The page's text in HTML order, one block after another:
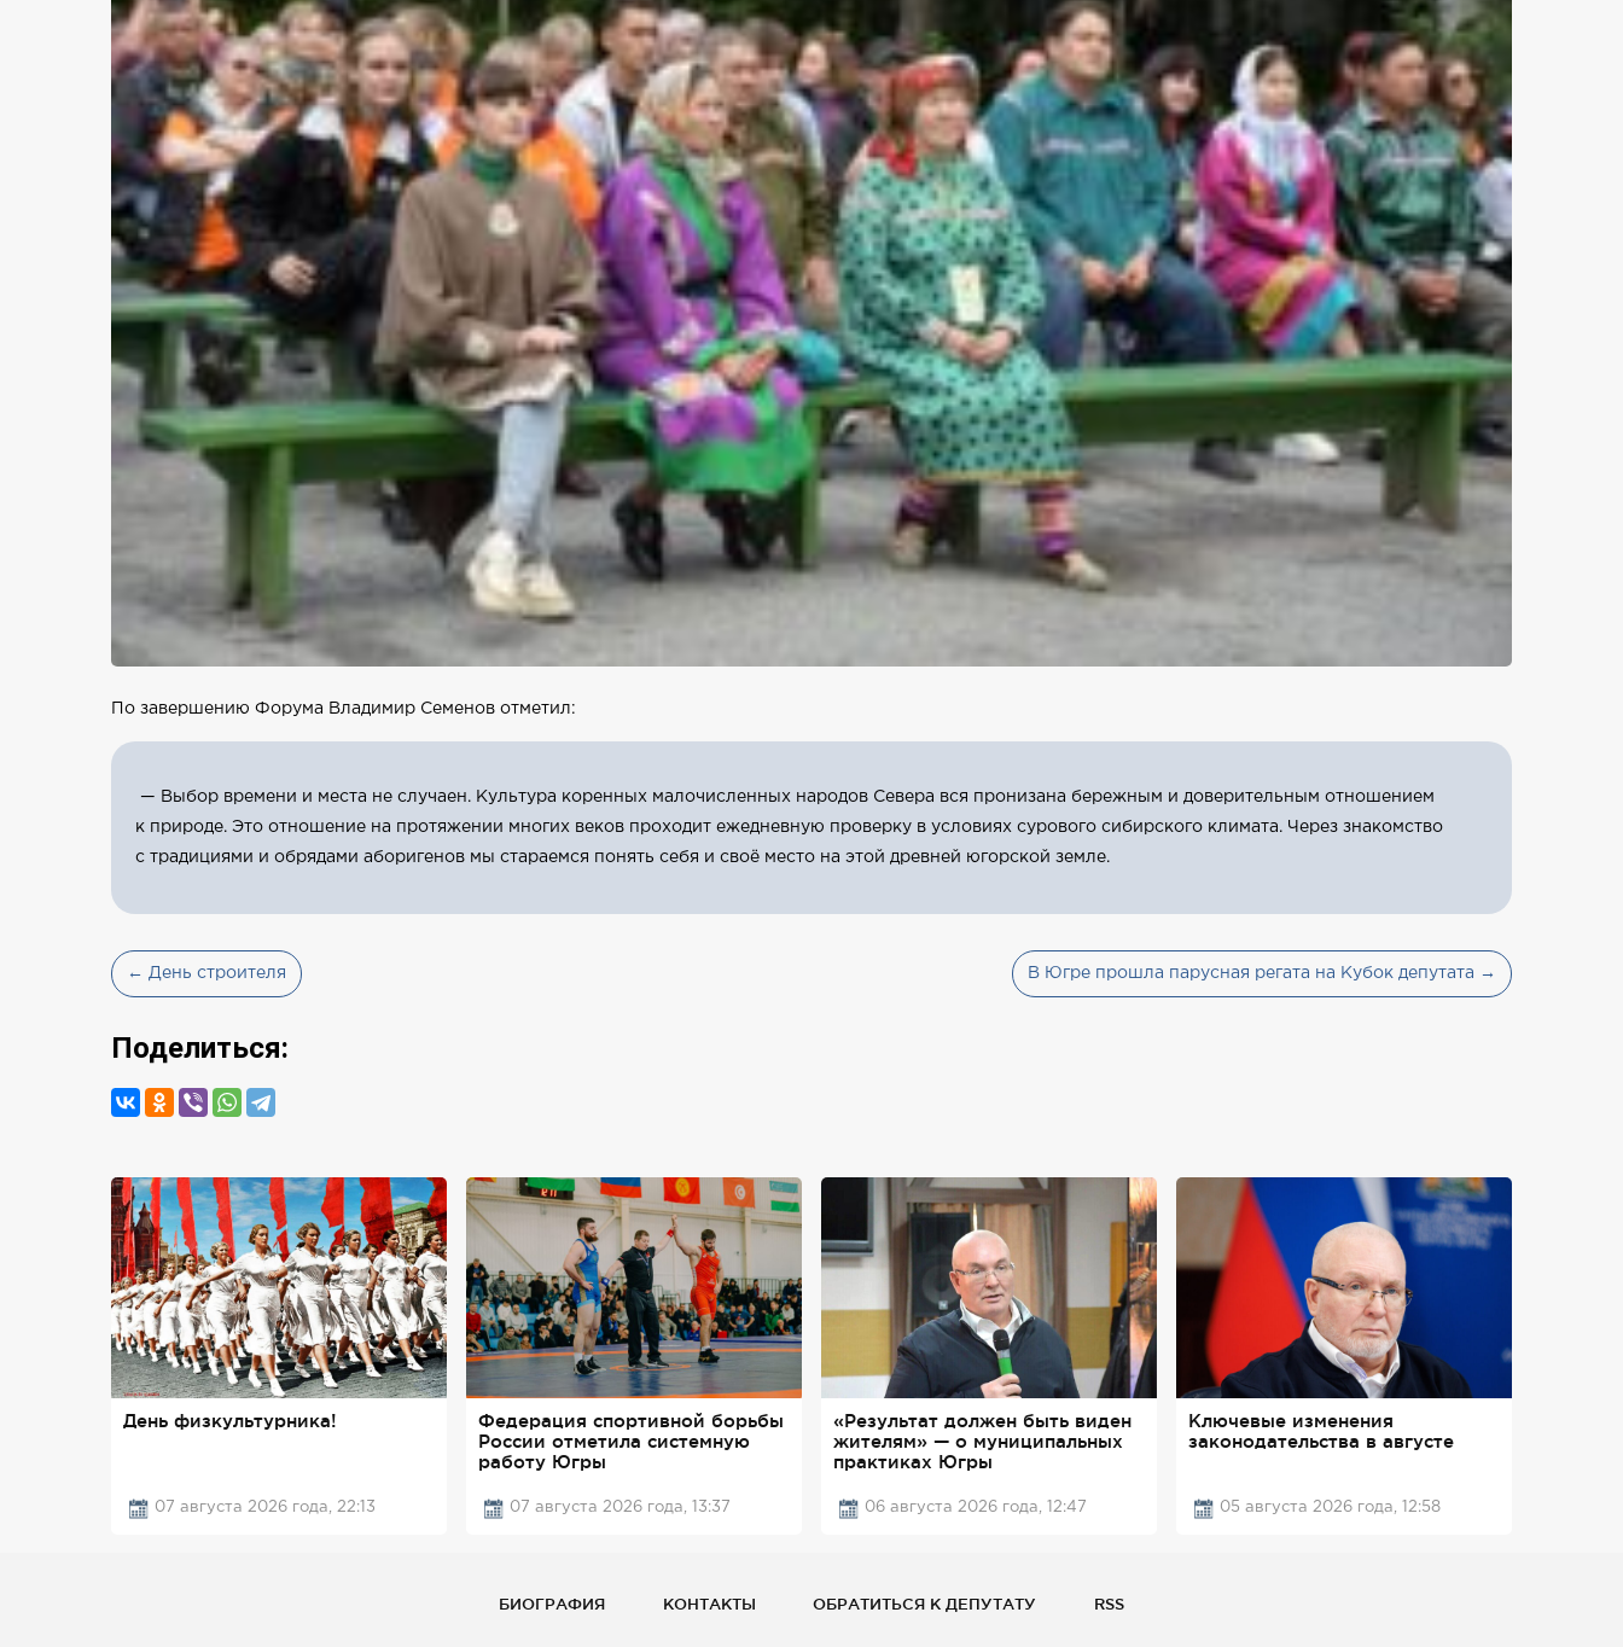
По завершению Форума Владимир Семенов отметил:
— Выбор времени и места не случаен. Культура коренных малочисленных народов Севера вся пронизана бережным и доверительным отношением
к природе. Это отношение на протяжении многих веков проходит ежедневную проверку в условиях сурового сибирского климата. Через знакомство
с традициями и обрядами аборигенов мы стараемся понять себя и своё место на этой древней югорской земле.
← День строителя В Югре прошла парусная регата на Кубок депутата →
Поделиться:
День физкультурника!
07 августа 2026 года, 22:13
Федерация спортивной борьбы
России отметила системную
работу Югры
07 августа 2026 года, 13:37
«Результат должен быть виден
жителям» — о муниципальных
практиках Югры
06 августа 2026 года, 12:47
Ключевые изменения
законодательства в августе
05 августа 2026 года, 12:58
БИОГРАФИЯ КОНТАКТЫ ОБРАТИТЬСЯ К ДЕПУТАТУ RSS